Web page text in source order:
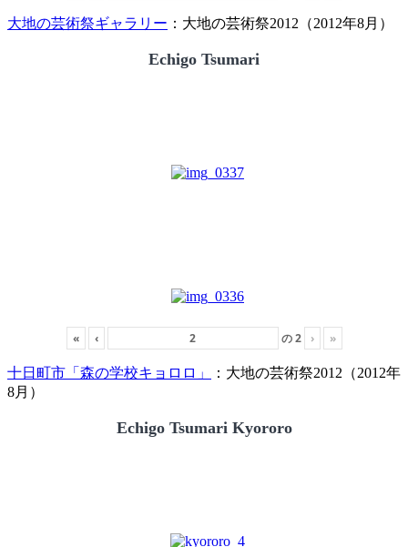
大地の芸術祭ギャラリー ：大地の芸術祭2012（2012年8月）
Echigo Tsumari
« ‹ の2 › »
十日町市「森の学校キョロロ」
：大地の芸術祭2012（2012年
8月）
Echigo Tsumari Kyororo